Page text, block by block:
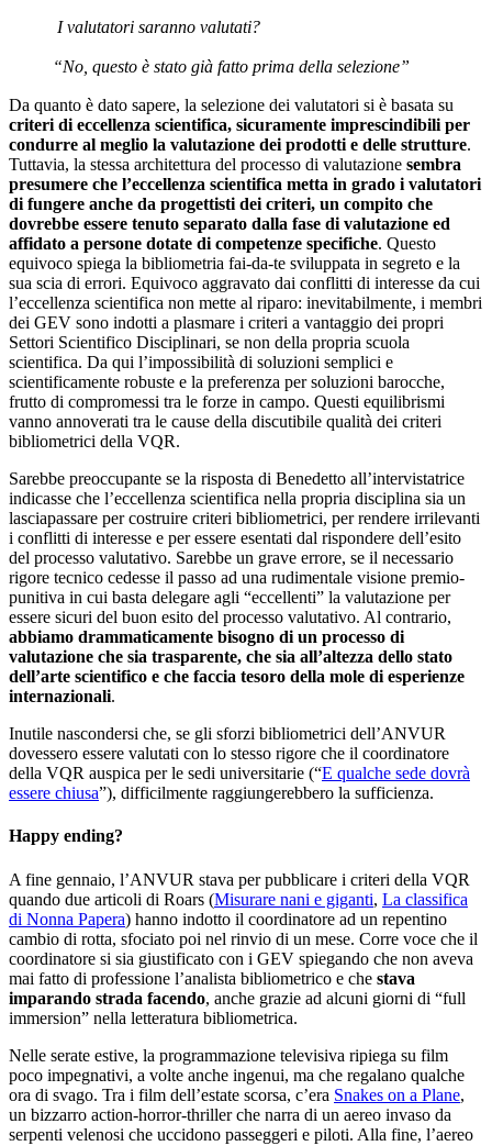
I valutatori saranno valutati?
“No, questo è stato già fatto prima della selezione”
Da quanto è dato sapere, la selezione dei valutatori si è basata su
criteri di eccellenza scientifica, sicuramente imprescindibili per
condurre al meglio la valutazione dei prodotti e delle strutture.
Tuttavia, la stessa architettura del processo di valutazione sembra
presumere che l’eccellenza scientifica metta in grado i valutatori
di fungere anche da progettisti dei criteri, un compito che
dovrebbe essere tenuto separato dalla fase di valutazione ed
affidato a persone dotate di competenze specifiche. Questo
equivoco spiega la bibliometria fai-da-te sviluppata in segreto e la
sua scia di errori. Equivoco aggravato dai conflitti di interesse da cui
l’eccellenza scientifica non mette al riparo: inevitabilmente, i membri
dei GEV sono indotti a plasmare i criteri a vantaggio dei propri
Settori Scientifico Disciplinari, se non della propria scuola
scientifica. Da qui l’impossibilità di soluzioni semplici e
scientificamente robuste e la preferenza per soluzioni barocche,
frutto di compromessi tra le forze in campo. Questi equilibrismi
vanno annoverati tra le cause della discutibile qualità dei criteri
bibliometrici della VQR.
Sarebbe preoccupante se la risposta di Benedetto all’intervistatrice
indicasse che l’eccellenza scientifica nella propria disciplina sia un
lasciapassare per costruire criteri bibliometrici, per rendere irrilevanti
i conflitti di interesse e per essere esentati dal rispondere dell’esito
del processo valutativo. Sarebbe un grave errore, se il necessario
rigore tecnico cedesse il passo ad una rudimentale visione premio-
punitiva in cui basta delegare agli “eccellenti” la valutazione per
essere sicuri del buon esito del processo valutativo. Al contrario,
abbiamo drammaticamente bisogno di un processo di
valutazione che sia trasparente, che sia all’altezza dello stato
dell’arte scientifico e che faccia tesoro della mole di esperienze
internazionali.
Inutile nascondersi che, se gli sforzi bibliometrici dell’ANVUR
dovessero essere valutati con lo stesso rigore che il coordinatore
della VQR auspica per le sedi universitarie (“E qualche sede dovrà
essere chiusa”), difficilmente raggiungerebbero la sufficienza.
Happy ending?
A fine gennaio, l’ANVUR stava per pubblicare i criteri della VQR
quando due articoli di Roars (Misurare nani e giganti, La classifica
di Nonna Papera) hanno indotto il coordinatore ad un repentino
cambio di rotta, sfociato poi nel rinvio di un mese. Corre voce che il
coordinatore si sia giustificato con i GEV spiegando che non aveva
mai fatto di professione l’analista bibliometrico e che stava
imparando strada facendo, anche grazie ad alcuni giorni di “full
immersion” nella letteratura bibliometrica.
Nelle serate estive, la programmazione televisiva ripiega su film
poco impegnativi, a volte anche ingenui, ma che regalano qualche
ora di svago. Tra i film dell’estate scorsa, c’era Snakes on a Plane,
un bizzarro action-horror-thriller che narra di un aereo invaso da
serpenti velenosi che uccidono passeggeri e piloti. Alla fine, l’aereo